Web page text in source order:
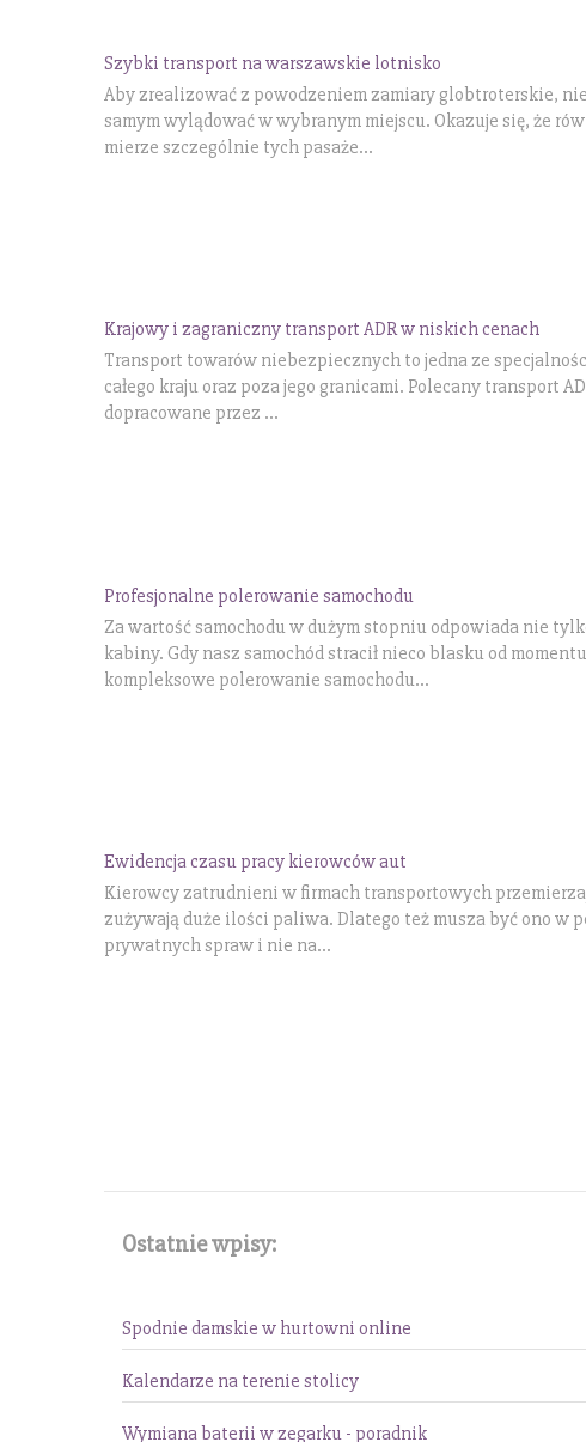
Szybki transport na warszawskie lotnisko
Aby zrealizować z powodzeniem zamiary globtroterskie,
samym wylądować w wybranym miejscu. Okazuje się, że
mierze szczególnie tych pasaże...
Krajowy i zagraniczny transport ADR w niskich cenach
Transport towarów niebezpiecznych to jedna ze
całego kraju oraz poza jego granicami. Polecany transport
dopracowane przez ...
Profesjonalne polerowanie samochodu
Za wartość samochodu w dużym stopniu odpowiada nie
kabiny. Gdy nasz samochód stracił nieco blasku od
kompleksowe polerowanie samochodu...
Ewidencja czasu pracy kierowców aut
Kierowcy zatrudnieni w firmach transportowych
zużywają duże ilości paliwa. Dlatego też musza być ono
prywatnych spraw i nie na...
Ostatnie wpisy:
Spodnie damskie w hurtowni online
Kalendarze na terenie stolicy
Wymiana baterii w zegarku - poradnik